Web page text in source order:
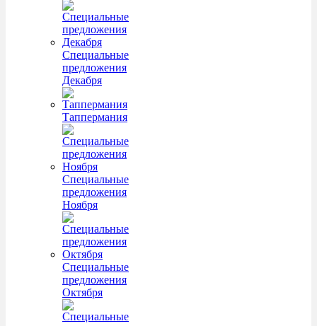
Специальные
предложения
Декабря
Таппермания
Специальные
предложения
Ноября
Специальные
предложения
Октября